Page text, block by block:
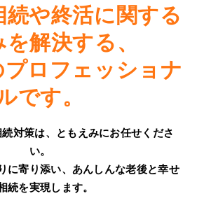
や終活に関する
解決する、
ロフェッショナ
です。
対策は、ともえみにお任せくださ
い。
に寄り添い、あんしんな老後と幸せ
続を実現します。